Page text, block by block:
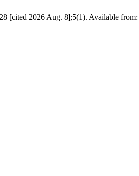
[cited 2026 Aug. 8];5(1). Available from: